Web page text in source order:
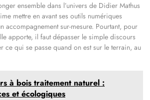
ensemble dans l’univers de Didier Mathus
mettre en avant ses outils numériques
accompagnement sur-mesure. Pourtant, pour
apporte, il faut dépasser le simple discours
ce qui se passe quand on est sur le terrain, au
à bois traitement naturel :
et écologiques